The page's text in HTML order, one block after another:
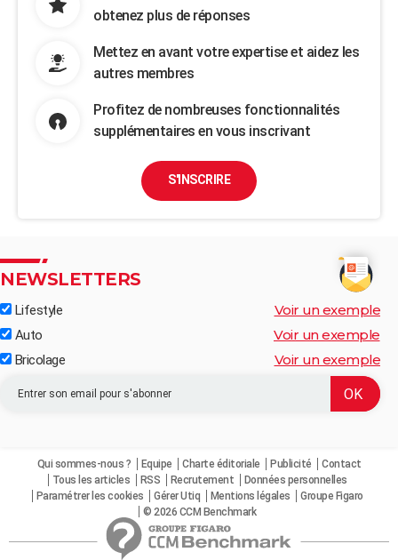
obtenez plus de réponses
Mettez en avant votre expertise et aidez les
autres membres
Profitez de nombreuses fonctionnalités
supplémentaires en vous inscrivant
S'INSCRIRE
NEWSLETTERS
Lifestyle Voir un exemple
Auto Voir un exemple
Bricolage Voir un exemple
Qui sommes-nous ? Equipe Charte éditoriale Publicité
Contact
Tous les articles
RSS Recrutement
Données personnelles
Paramétrer les cookies
Gérer Utiq Mentions légales
Groupe Figaro
© 2026 CCM Benchmark